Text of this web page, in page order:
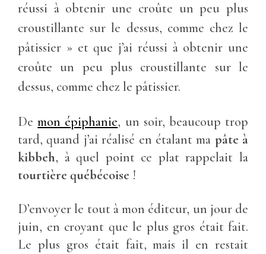
réussi à obtenir une croûte un peu plus
croustillante sur le dessus, comme chez le
pâtissier » et que j’ai réussi à obtenir une
croûte un peu plus croustillante sur le
dessus, comme chez le pâtissier.
Demon épiphanie, un soir, beaucoup trop
tard, quand j’ai réalisé en étalant ma pâte à
kibbeh, à quel point ce plat rappelait la
tourtière québécoise !
D’envoyer le tout à mon éditeur, un jour de
juin, en croyant que le plus gros était fait.
Le plus gros était fait, mais il en restait